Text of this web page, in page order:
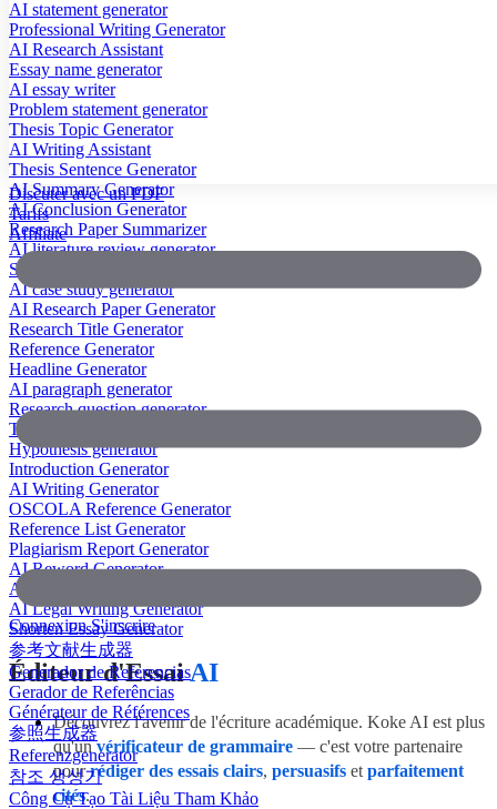
AI statement generator
Professional Writing Generator
AI Research Assistant
Essay name generator
AI essay writer
Problem statement generator
Thesis Topic Generator
AI Writing Assistant
Thesis Sentence Generator
AI Summary Generator
AI Conclusion Generator
Research Paper Summarizer
AI literature review generator
Scientific Paper Summarizer
AI case study generator
AI Research Paper Generator
Research Title Generator
Reference Generator
Headline Generator
AI paragraph generator
Research question generator
Thesis paragraph generator
Hypothesis generator
Introduction Generator
AI Writing Generator
OSCOLA Reference Generator
Reference List Generator
Plagiarism Report Generator
AI Reword Generator
AI Bullet Point Generator
AI Legal Writing Generator
Shorten Essay Generator
参考文献生成器
Generador de Referencias
Gerador de Referências
Générateur de Références
参照生成器
Referenzgenerator
참조 생성기
Công Cụ Tạo Tài Liệu Tham Khảo
Discuter avec un PDF
Tarifs
Affiliate
ConnexionS'inscrire
Éditeur d'EssaiAI
Découvrez l'avenir de l'écriture académique. Koke AI est plus
qu'unvérificateur de grammaire — c'est votre partenaire
pourrédiger des essais clairs, persuasifs et parfaitement
cités.